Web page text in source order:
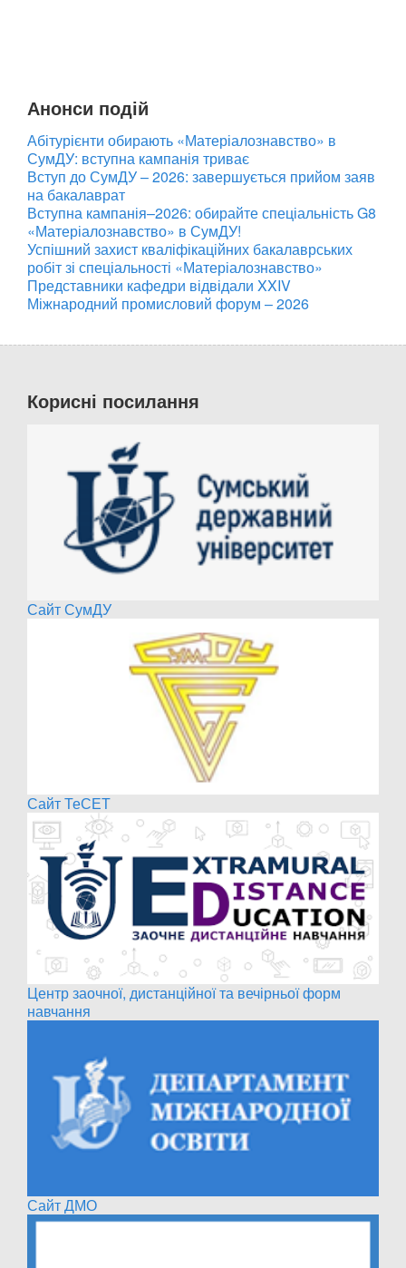
Анонси подій
Абітурієнти обирають «Матеріалознавство» в
СумДУ: вступна кампанія триває
Вступ до СумДУ – 2026: завершується прийом заяв
на бакалаврат
Вступна кампанія–2026: обирайте спеціальність G8
«Матеріалознавство» в СумДУ!
Успішний захист кваліфікаційних бакалаврських
робіт зі спеціальності «Матеріалознавство»
Представники кафедри відвідали XXIV
Міжнародний промисловий форум – 2026
Корисні посилання
Сайт СумДУ
Сайт ТеСЕТ
Центр заочної, дистанційної та вечірньої форм
навчання
Сайт ДМО